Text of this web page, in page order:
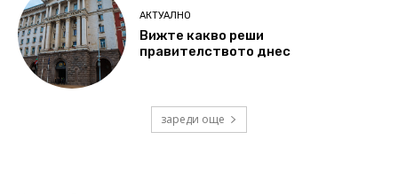
АКТУАЛНО
Вижте какво реши
правителството днес
зареди още